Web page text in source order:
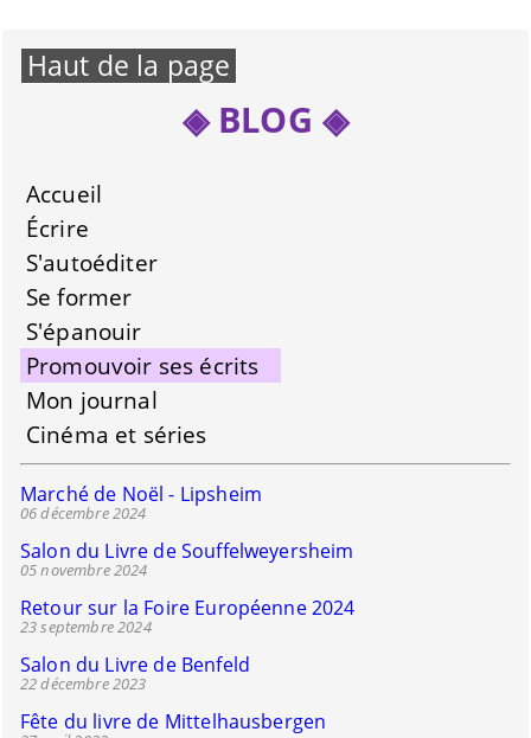
Haut de la page
BLOG
Accueil
Écrire
S'autoéditer
Se former
S'épanouir
Promouvoir ses écrits
Mon journal
Cinéma et séries
Marché de Noël - Lipsheim
06 décembre 2024
Salon du Livre de Souffelweyersheim
05 novembre 2024
Retour sur la Foire Européenne 2024
23 septembre 2024
Salon du Livre de Benfeld
22 décembre 2023
Fête du livre de Mittelhausbergen